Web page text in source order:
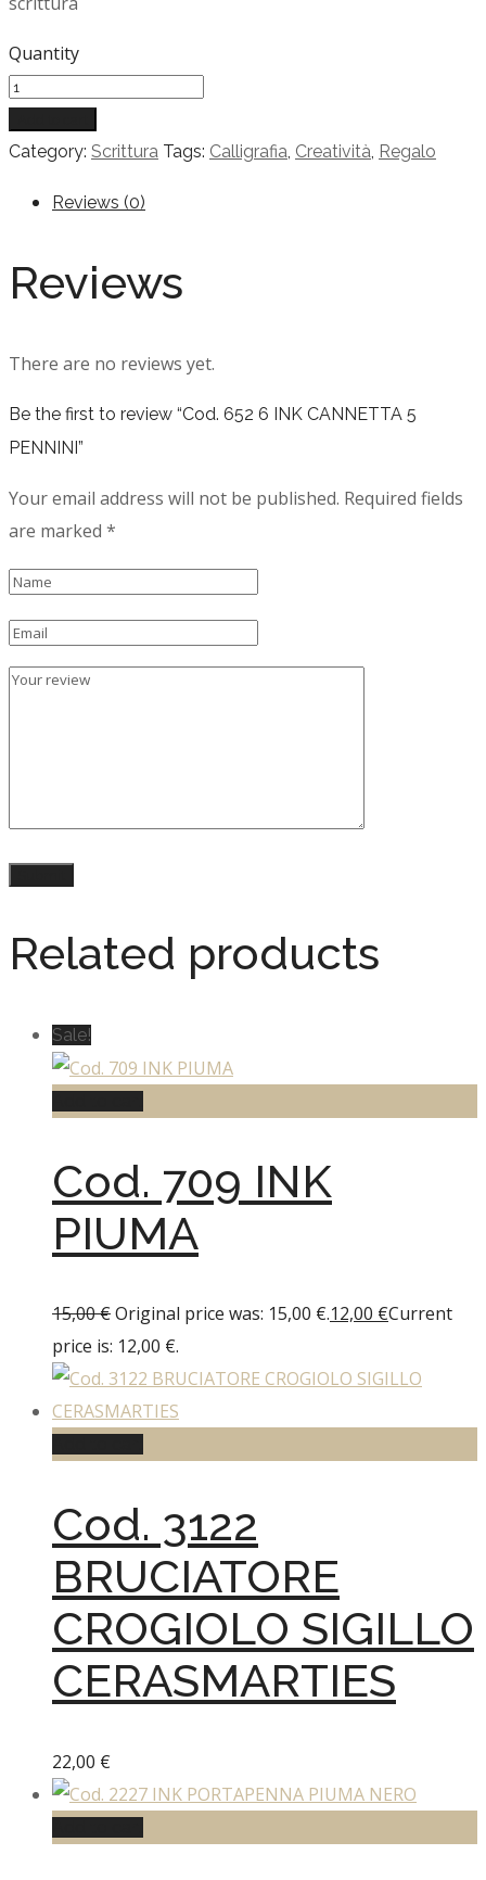
Quantity
Category: Scrittura Tags: Calligrafia, Creatività, Regalo
Reviews (0)
Reviews
There are no reviews yet.
Be the first to review “Cod. 652 6 INK CANNETTA 5
PENNINI”
Your email address will not be published. Required fields
are marked *
Related products
Sale!
Cod. 709 INK
PIUMA
15,00€Original price was: 15,00 €.12,00 €Current
price is: 12,00 €.
Cod. 3122
BRUCIATORE
CROGIOLO SIGILLO
CERASMARTIES
22,00 €